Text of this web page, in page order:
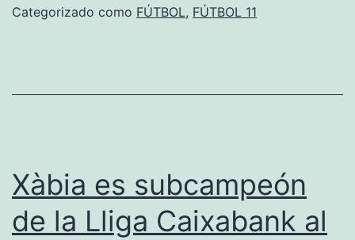
Verger
tras
Categorizado como FÚTBOL, FÚTBOL 11
Xàbia es subcampeón
de la Lliga Caixabank al